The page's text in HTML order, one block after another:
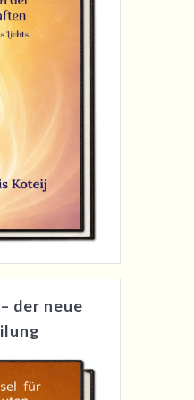
der neue